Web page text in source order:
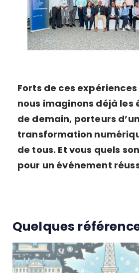
Forts de ces
nous imaginons déjà les
de demain, porteurs
transformation
de tous. Et vous quels
pour un événement
Quelques